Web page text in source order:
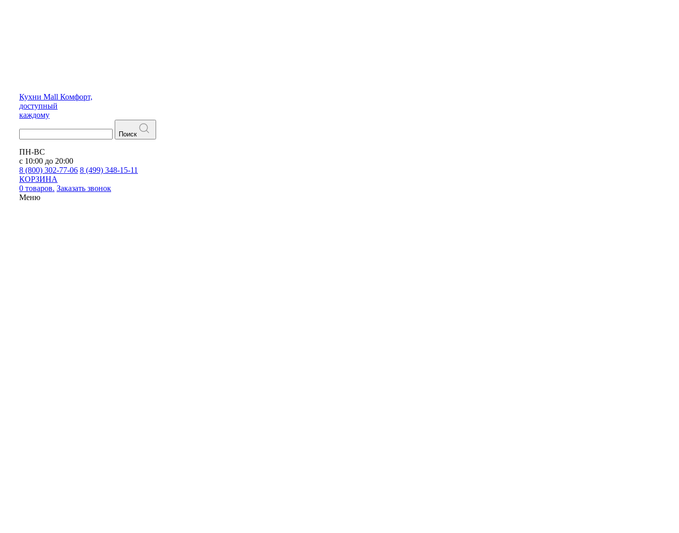
Кухни Mall Комфорт,
доступный
каждому
Поиск
ПН-ВС
с 10:00 до 20:00
8 (800) 302-77-06 8 (499) 348-15-11
КОРЗИНА
0 товаров. Заказать звонок
Меню